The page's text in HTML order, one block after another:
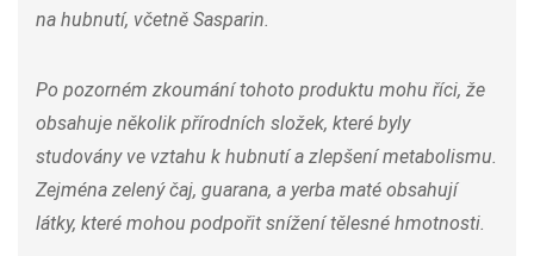
na hubnutí, včetně Sasparin.
Po pozorném zkoumání tohoto produktu mohu říci, že
obsahuje několik přírodních složek, které byly
studovány ve vztahu k hubnutí a zlepšení metabolismu.
Zejména zelený čaj, guarana, a yerba maté obsahují
látky, které mohou podpořit snížení tělesné hmotnosti.